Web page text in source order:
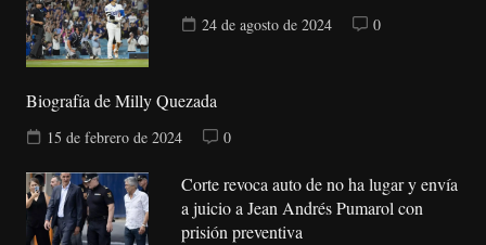
24 de agosto de 2024 0
Biografía de Milly Quezada
15 de febrero de 2024 0
Corte revoca auto de no ha lugar y envía
a juicio a Jean Andrés Pumarol con
prisión preventiva